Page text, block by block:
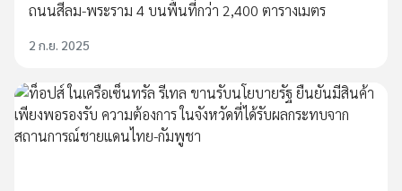
ถนนสีลม-พระราม 4 บนพื้นที่กว่า 2,400 ตารางเมตร
2 ก.ย. 2025